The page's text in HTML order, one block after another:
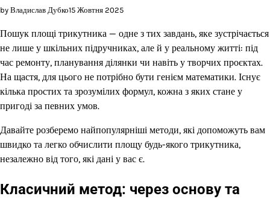
by Владислав Дубко15 Жовтня 2025
Пошук площі трикутника — одне з тих завдань, яке зустрічається
не лише у шкільних підручниках, але й у реальному житті: під
час ремонту, планування ділянки чи навіть у творчих проєктах.
На щастя, для цього не потрібно бути генієм математики. Існує
кілька простих та зрозумілих формул, кожна з яких стане у
пригоді за певних умов.
Давайте розберемо найпопулярніші методи, які допоможуть вам
швидко та легко обчислити площу будь-якого трикутника,
незалежно від того, які дані у вас є.
Класичний метод: через основу та